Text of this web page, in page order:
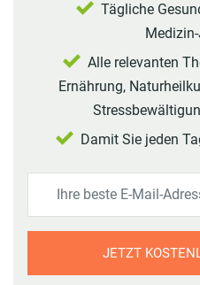
Tägliche
Alle relevanten
Ernährung,
Damit Sie jeden
JETZT